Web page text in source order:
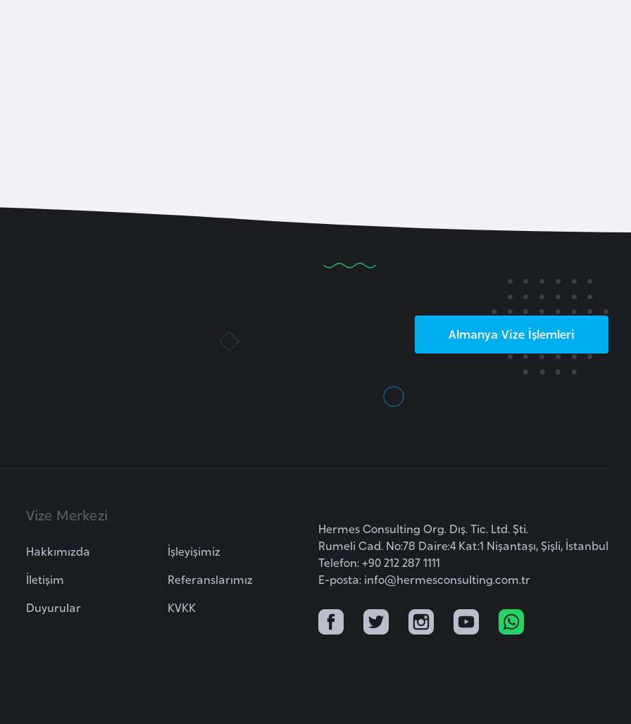
Almanya Vize İşlemleri
Vize Merkezi
Hakkımızda
İletişim
Duyurular
İşleyişimiz
Referanslarımız
KVKK
Hermes Consulting Org. Dış. Tic. Ltd. Şti.
Rumeli Cad. No:78 Daire:4 Kat:1 Nişantaşı, Şişli, İstanbul
Telefon: +90 212 287 1111
E-posta: info@hermesconsulting.com.tr